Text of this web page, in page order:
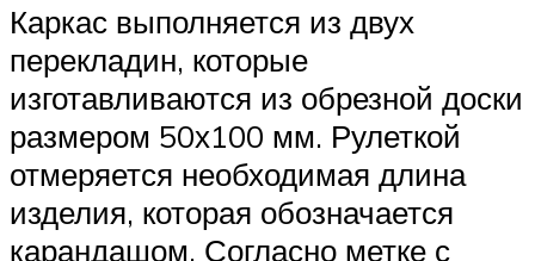
Каркас выполняется из двух
перекладин, которые
изготавливаются из обрезной доски
размером 50х100 мм. Рулеткой
отмеряется необходимая длина
изделия, которая обозначается
карандашом. Согласно метке с